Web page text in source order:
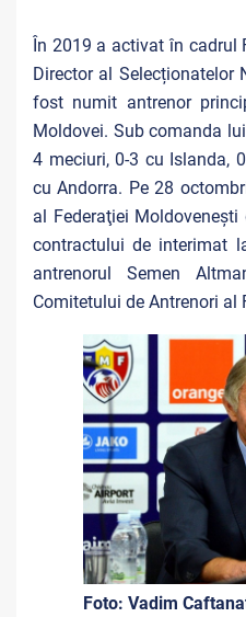
În 2019 a activat în cadrul
Director al Selecționatelor
fost numit antrenor
Moldovei. Sub comanda
4 meciuri, 0-3 cu Islanda,
cu Andorra. Pe 28
al Federaţiei
contractului de interimat
antrenorul Semen
Comitetului de Antrenori al
Foto: Vadim